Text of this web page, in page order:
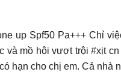
up Spf50 Pa+++ Chỉ
và mồ hôi vượt trội #xịt
hạn cho chị em. Cả nhà